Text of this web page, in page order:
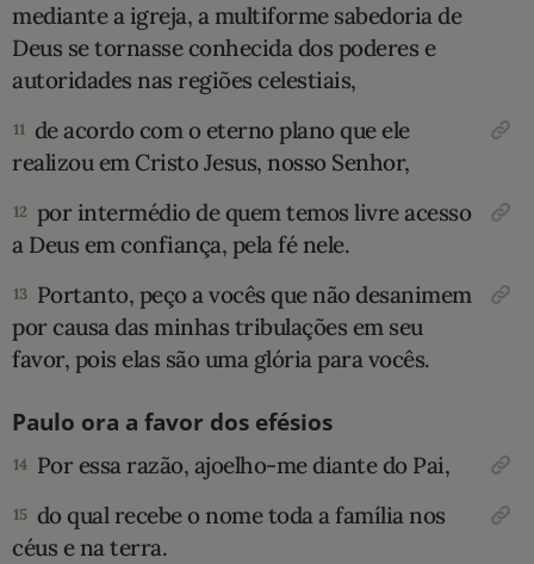
mediante a igreja, a multiforme sabedoria de
Deus se tornasse conhecida dos poderes e
autoridades nas regiões celestiais,
11 de acordo com o eterno plano que ele
realizou em Cristo Jesus, nosso Senhor,
12 por intermédio de quem temos livre acesso
a Deus em confiança, pela fé nele.
13 Portanto, peço a vocês que não desanimem
por causa das minhas tribulações em seu
favor, pois elas são uma glória para vocês.
Paulo ora a favor dos efésios
14 Por essa razão, ajoelho-me diante do Pai,
15 do qual recebe o nome toda a família nos
céus e na terra.